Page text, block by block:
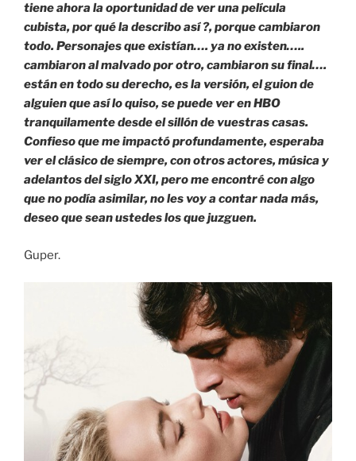
tiene ahora la oportunidad de ver una película
cubista, por qué la describo así ?, porque cambiaron
todo. Personajes que existían…. ya no existen…..
cambiaron al malvado por otro, cambiaron su final….
están en todo su derecho, es la versión, el guion de
alguien que así lo quiso, se puede ver en HBO
tranquilamente desde el sillón de vuestras casas.
Confieso que me impactó profundamente, esperaba
ver el clásico de siempre, con otros actores, música y
adelantos del siglo XXI, pero me encontré con algo
que no podía asimilar, no les voy a contar nada más,
deseo que sean ustedes los que juzguen.
Guper.